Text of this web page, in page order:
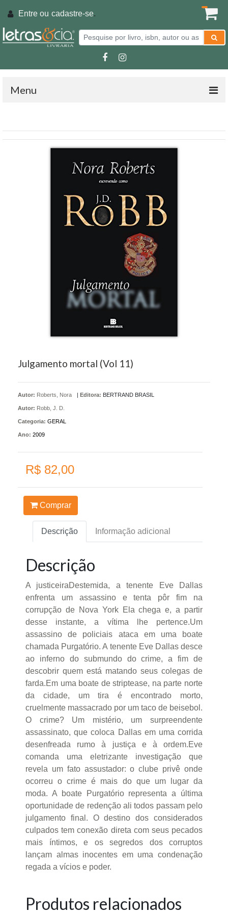
Entre ou cadastre-se.
Menu
Julgamento mortal (Vol 11)
Autor: Roberts, Nora
Autor: Robb, J. D.
| Editora: BERTRAND BRASIL
Categoria: GERAL
Ano: 2009
R$ 82,00
Comprar
Descrição Informação adicional
Descrição
A justiceiraDestemida, a tenente Eve Dallas
enfrenta um assassino e tenta pôr fim na
corrupção de Nova York Ela chega e, a partir
desse instante, a vítima lhe pertence.Um
assassino de policiais ataca em uma boate
chamada Purgatório. A tenente Eve Dallas desce
ao inferno do submundo do crime, a fim de
descobrir quem está matando seus colegas de
farda.Em uma boate de striptease, na parte norte
da cidade, um tira é encontrado morto,
cruelmente massacrado por um taco de beisebol.
O crime? Um mistério, um surpreendente
assassinato, que coloca Dallas em uma corrida
desenfreada rumo à justiça e à ordem.Eve
comanda uma eletrizante investigação que
revela um fato assustador: o clube privê onde
ocorreu o crime é mais do que um lugar da
moda. A boate Purgatório representa a última
oportunidade de redenção ali todos passam pelo
julgamento final. O destino dos considerados
culpados tem conexão direta com seus pecados
mais íntimos, e os segredos dos corruptos
lançam almas inocentes em uma condenação
regada a vícios e poder.
Produtos relacionados